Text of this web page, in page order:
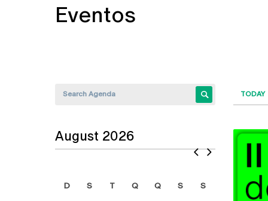
Eventos
PrevNext
August 2026
D S T Q Q S S
TODAY